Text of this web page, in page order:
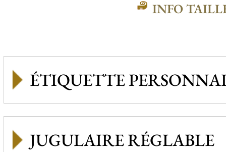
INFO
ÉTIQUETTE
JUGULAIRE RÉGLABLE